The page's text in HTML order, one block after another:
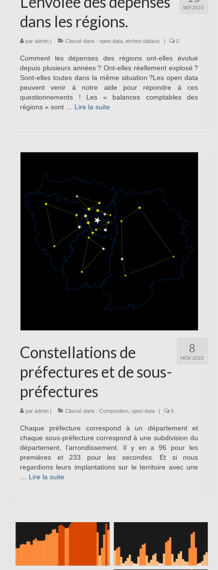
SEP 2023
dans les régions.
par admin Classé dans : open data techno dataviz 0
Comment les dépenses des régions ont-elles évolué
depuis plusieurs années ? Ont-elles réellement explosé ?
Sont-elles toutes dans la même situation ?Les open data
peuvent venir à notre aide pour répondre à ces
questionnements ! Les « balances comptables des
régions » sont … Lire la suite­­
8
NOV 2022
Constellations de
préfectures et de sous-
préfectures
par admin Classé dans : Composition open data 0
Chaque préfecture correspond à un département et
chaque sous-préfecture correspond à une subdivision du
département, l’arrondissement. Il y en a 96 pour les
premières et 233 pour les secondes. Et si nous
regardions leurs implantations sur le territoire avec une
… Lire la suite­­